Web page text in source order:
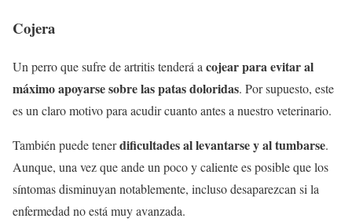
Cojera
Un perro que sufre de artritis tenderá a cojear para evitar al
máximo apoyarse sobre las patas doloridas. Por supuesto, este
es un claro motivo para acudir cuanto antes a nuestro veterinario.
También puede tenerdificultades al levantarse y al tumbarse.
Aunque, una vez que ande un poco y caliente es posible que los
síntomas disminuyan notablemente, incluso desaparezcan si la
enfermedad no está muy avanzada.